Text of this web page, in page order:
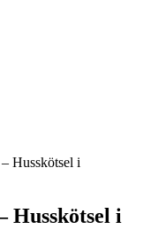
Husskötsel i
Husskötsel i